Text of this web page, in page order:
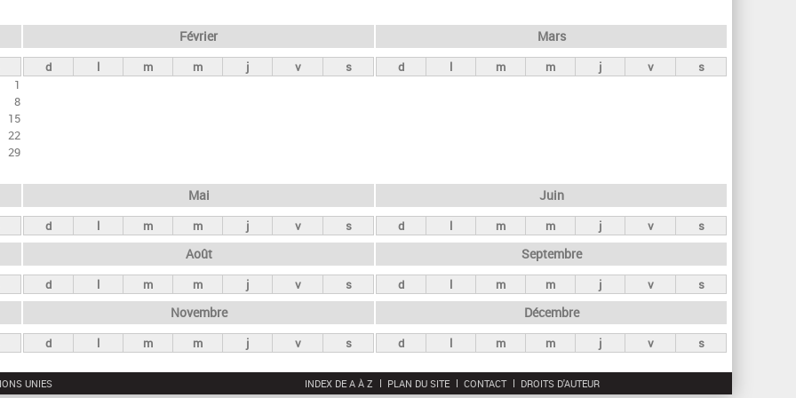
r
c
1
8
15
22
29
Février
d l m m j v s
Mars
d l m m j v s
Mai
d l m m j v s
Juin
d l m m j v s
Août
d l m m j v s
Septembre
d l m m j v s
Novembre
d l m m j v s
Décembre
d l m m j v s
UNIES INDEX DE A À Z PLAN DU SITE CONTACT DROITS D'AUTEUR